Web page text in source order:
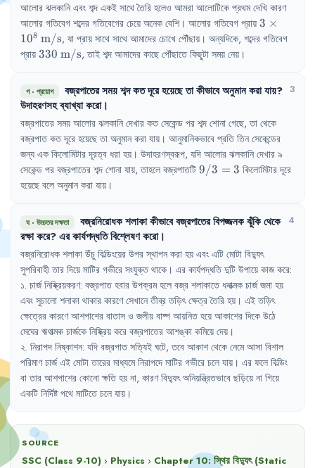
আলোর ঝলকানি এবং শব্দ একই সাথে তৈরি হলেও আমরা আলোটিকে প্রথম দেখি কারণ
আলোর গতিবেগ শব্দের গতিবেগের চেয়ে অনেক বেশি। আলোর গতিবেগ প্রায় 3 \times
3 ×
108 m/s, যা প্রায় সাথে সাথে আমাদের চোখে পৌঁছায়। অন্যদিকে, শব্দের গতিবেগ
প্রায় 330\text{
330 m/s, তাই শব্দ আমাদের কাছে পৌঁছাতে কিছুটা সময় নেয়।
গ· প্রয়োগ বজ্রপাতেরসময়শব্দকতদূরেহয়েছেতাকীভাবেঅনুমানকরাযায়?
উদাহরণসহব্যাখ্যাকরো।
3
বজ্রপাতের সময় আলোর ঝলকানি দেখার কত সেকেন্ড পর শব্দ শোনা গেছে, তা থেকে
বজ্রপাত কত দূরে হয়েছে তা অনুমান করা যায়। আনুমানিকভাবে প্রতি তিন সেকেন্ডের
জন্য এক কিলোমিটার দূরত্ব ধরা হয়। উদাহরণস্বরূপ, যদি আলোর ঝলকানি দেখার ৯
সেকেন্ড পর বজ্রপাতের শব্দ শোনা যায়, তাহলে বজ্রপাতটি 9/3
9/3 = 3 কিলোমিটার দূরে
হয়েছে বলে অনুমান করা যায়।
ঘ· উচ্চতর দক্ষতা বজ্রনিরোধকশলাকাকীভাবেবজ্রপাতেরবিপজ্জনকঝুঁকিথেকে
রক্ষাকরে?এরকার্যপদ্ধতিবিশ্লেষণকরো।
4
বজ্রনিরোধক শলাকা উঁচু বিল্ডিংয়ের উপর স্থাপন করা হয় এবং এটি মোটা বিদ্যুৎ
সুপরিবাহী তার দিয়ে মাটির গভীরে সংযুক্ত থাকে । এর কার্যপদ্ধতি দুটি উপায়ে কাজ করে:
১. চার্জ নিষ্ক্রিয়করণ: বজ্রপাত হবার উপক্রম হলে বজ্র শলাকাতে ধনাত্মক চার্জ জমা হয়
এবং সুচালো শলাকা থাকার কারণে সেখানে তীব্র তড়িৎ ক্ষেত্র তৈরি হয় । এই তড়িৎ
ক্ষেত্রের কারণে আশপাশের বাতাস ও জলীয় বাষ্প আয়নিত হয়ে আকাশের দিকে উঠে
মেঘের ঋণাত্মক চার্জকে নিষ্ক্রিয় করে বজ্রপাতের আশঙ্কা কমিয়ে দেয় ।
২. নিরাপদ নিষ্কাশন: যদি বজ্রপাত সত্যিই ঘটে, তবে আকাশ থেকে নেমে আসা বিশাল
পরিমাণ চার্জ এই মোটা তারের মাধ্যমে নিরাপদে মাটির গভীরে চলে যায় । এর ফলে বিল্ডিং
বা তার আশপাশের কোনো ক্ষতি হয় না, কারণ বিদ্যুৎ অনিয়ন্ত্রিতভাবে ছড়িয়ে না গিয়ে
একটি নির্দিষ্ট পথে মাটিতে চলে যায় ।
SOURCE
SSC (Class 9-10) › Physics › Chapter10: স্থির বিদ্যুৎ (Static